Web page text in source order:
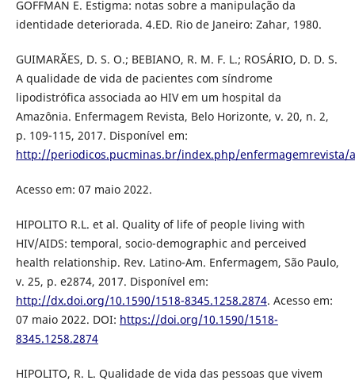
GOFFMAN E. Estigma: notas sobre a manipulação da
identidade deteriorada. 4.ED. Rio de Janeiro: Zahar, 1980.
GUIMARÃES, D. S. O.; BEBIANO, R. M. F. L.; ROSÁRIO, D. D. S.
A qualidade de vida de pacientes com síndrome
lipodistrófica associada ao HIV em um hospital da
Amazônia. Enfermagem Revista, Belo Horizonte, v. 20, n. 2,
p. 109-115, 2017. Disponível em:
http://periodicos.pucminas.br/index.php/enfermagemrevista/
Acesso em: 07 maio 2022.
HIPOLITO R.L. et al. Quality of life of people living with
HIV/AIDS: temporal, socio-demographic and perceived
health relationship. Rev. Latino-Am. Enfermagem, São Paulo,
v. 25, p. e2874, 2017. Disponível em:
http://dx.doi.org/10.1590/1518-8345.1258.2874. Acesso em:
07 maio 2022. DOI: https://doi.org/10.1590/1518-
8345.1258.2874
HIPOLITO, R. L. Qualidade de vida das pessoas que vivem